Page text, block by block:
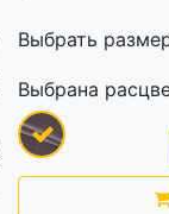
Выбрать
Выбрана